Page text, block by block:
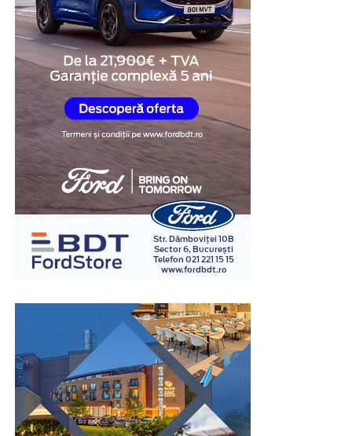
fiziologice
Unul dintre cele mai importante avantaje ale testului
poligraf este faptul că evaluarea se bazează pe
monitorizarea unor reacții fiziologice involuntare,
precum ritmul cardiac, respirația, tensiunea arterială și
modificările conductanței electrice a pielii.
În cadrul examinării, specialistul formulează întrebări
relevante pentru situația investigată și analizează
răspunsurile împreună cu reacțiile fiziologice
înregistrate. Interpretarea rezultatelor este realizată în
baza unor metode și protocoale specifice, de către
examinatori instruiți în acest domeniu.
subiective, examinarea poligraf urmărește indicatori
fiziologici măsurabili, ceea ce oferă un grad suplimentar
de obiectivitate în procesul de evaluare. Din acest motiv,
testul este utilizat în numeroase contexte, inclusiv în
investigații interne, procese de selecție pentru anumite
funcții sensibile sau verificarea unor declarații în cadrul
unor anchete.